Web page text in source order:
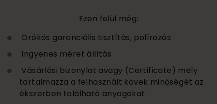
Ezen felül még:
Örökös garanciális tisztítás, polírozás
Ingyenes méret állítás
Vásárlási bizonylat avagy (Certificate) mely
tartalmazza a felhasznált kövek minőségét az
ékszerben található anyagokat.